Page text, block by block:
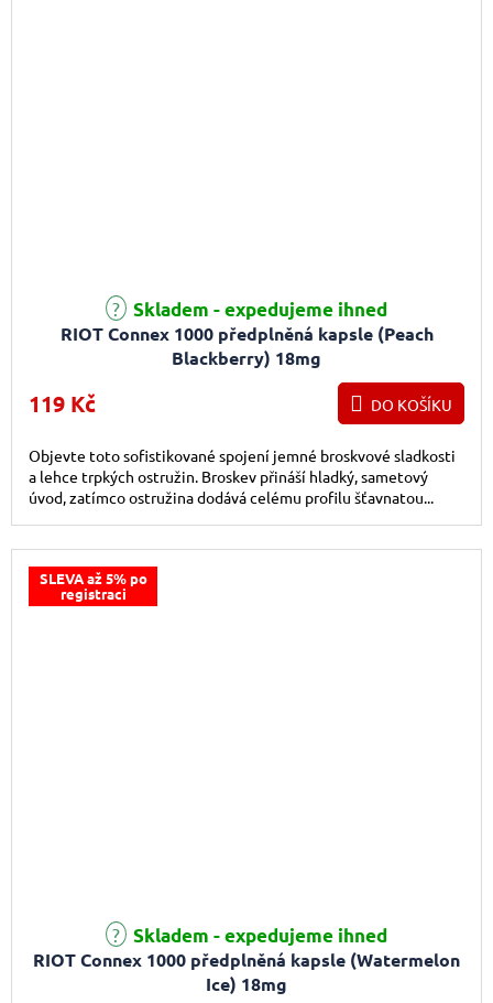
RIOT Connex 1000 předplněná kapsle (Peach
Blackberry) 18mg
Skladem - expedujeme ihned
119 Kč DO KOŠÍKU
Objevte toto sofistikované spojení jemné broskvové sladkosti
a lehce trpkých ostružin. Broskev přináší hladký, sametový
úvod, zatímco ostružina dodává celému profilu šťavnatou...
SLEVA až 5% po
registraci
RIOT Connex 1000 předplněná kapsle (Watermelon
Ice) 18mg
Skladem - expedujeme ihned